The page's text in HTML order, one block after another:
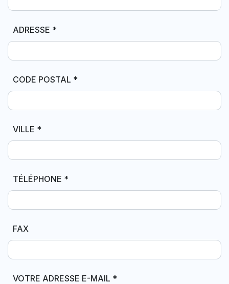
ADRESSE *
CODE POSTAL *
VILLE *
TÉLÉPHONE *
FAX
VOTRE ADRESSE E-MAIL *